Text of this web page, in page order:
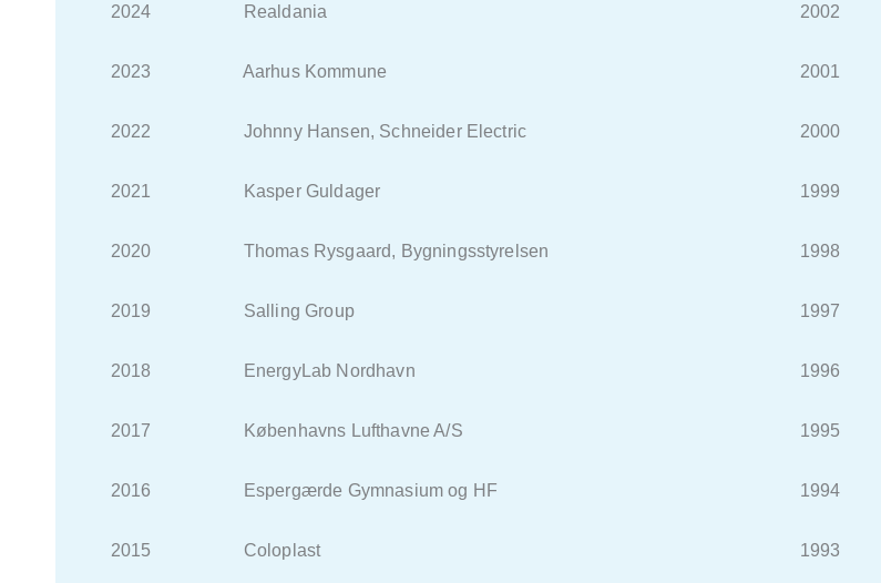
2024 Realdania
2023 Aarhus Kommune
2022 Johnny Hansen, Schneider Electric
2021 Kasper Guldager
2020 Thomas Rysgaard, Bygningsstyrelsen
2019 Salling Group
2018 EnergyLab Nordhavn
2017 Københavns Lufthavne A/S
2016 Espergærde Gymnasium og HF
2015 Coloplast
2002
2001
2000
1999
1998
1997
1996
1995
1994
1993